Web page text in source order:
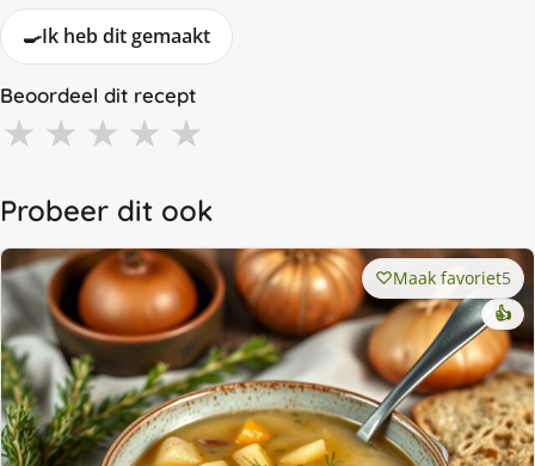
🍳Ik heb dit gemaakt
Beoordeel dit recept
★ ★ ★ ★ ★
Probeer dit ook
Maak favoriet5
👍